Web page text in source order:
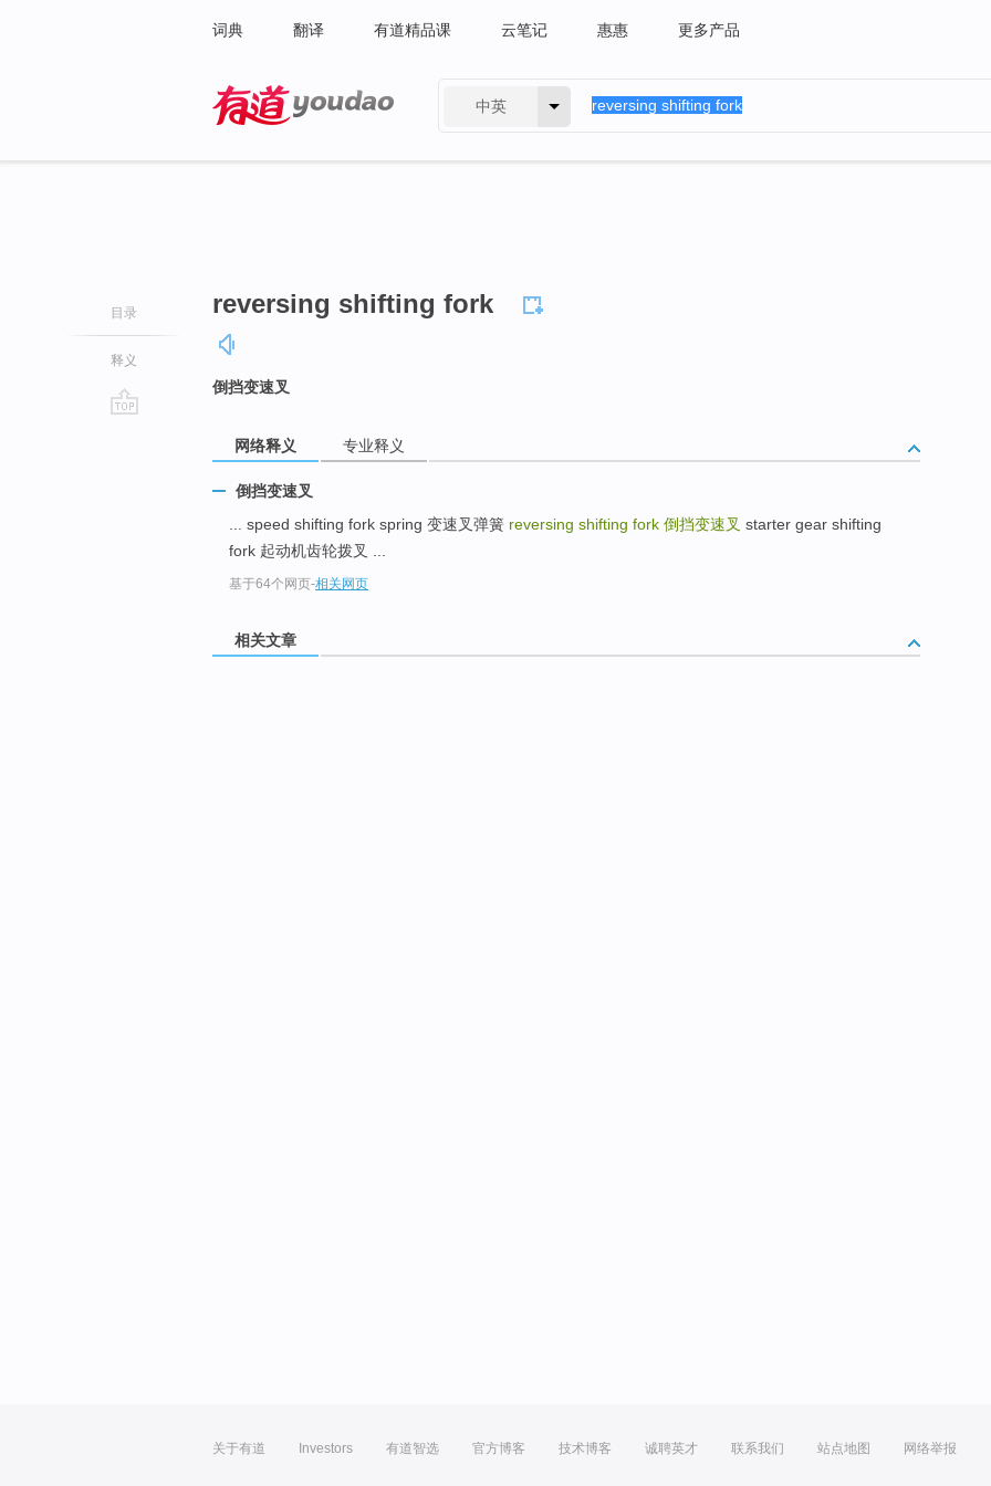
词典 翻译 有道精品课 云笔记 惠惠 更多产品
中英
目录
释义
reversing shifting fork
倒挡变速叉
网络释义 专业释义
倒挡变速叉
... speed shifting fork spring 变速叉弹簧 reversing shifting fork 倒挡变速叉 starter gear shifting
fork 起动机齿轮拨叉 ...
基于64个网页-相关网页
相关文章
关于有道 Investors 有道智选 官方博客 技术博客 诚聘英才 联系我们 站点地图 网络举报